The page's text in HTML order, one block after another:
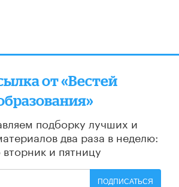
от «Вестей
подборку лучших и
два раза в неделю:
вторник и пятницу
ПОДПИСАТЬСЯ